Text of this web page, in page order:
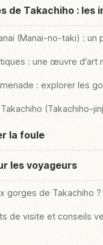
de Takachiho : les
(Manai-no-taki) :
: une œuvre d'art
: explorer les
(Takachiho-
la foule
les voyageurs
gorges de Takachiho ?
de visite et conseils